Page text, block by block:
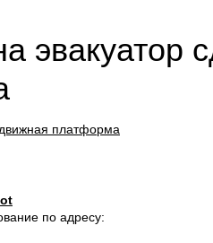
эвакуатор
по адресу: